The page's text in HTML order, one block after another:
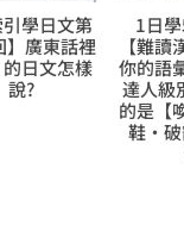
1日學5個日文的
【難讀漢字】，很快
你的語彙量就是高手
達人級別!! 第291日
的是【喚く‧蕨‧草
鞋‧破籠‧悪足掻